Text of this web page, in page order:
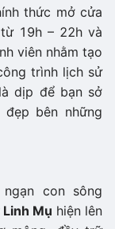
thức mở cửa
19h – 22h và
viên nhằm tạo
trình lịch sử
dịp để bạn sở
bên những
con sông
Mụ hiện lên